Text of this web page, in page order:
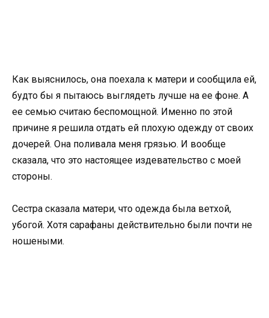
Как выяснилось, она поехала к матери и сообщила ей,
будто бы я пытаюсь выглядеть лучше на ее фоне. А
ее семью считаю беспомощной. Именно по этой
причине я решила отдать ей плохую одежду от своих
дочерей. Она поливала меня грязью. И вообще
сказала, что это настоящее издевательство с моей
стороны.
Сестра сказала матери, что одежда была ветхой,
убогой. Хотя сарафаны действительно были почти не
ношеными.